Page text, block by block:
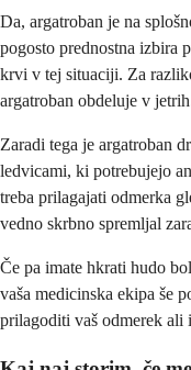
Da, argatroban je na
pogosto prednostna izbira
krvi v tej situaciji. Za
argatroban obdeluje v
Zaradi tega je argatroban
ledvicami, ki potrebujejo
treba prilagajati odmerka
vedno skrbno spremljal
Če pa imate hkrati hudo
vaša medicinska ekipa še
prilagoditi vaš odmerek ali